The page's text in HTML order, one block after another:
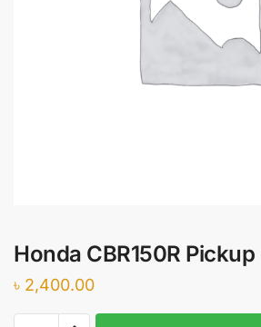
Honda CBR150R Pickup
৳ 2,400.00